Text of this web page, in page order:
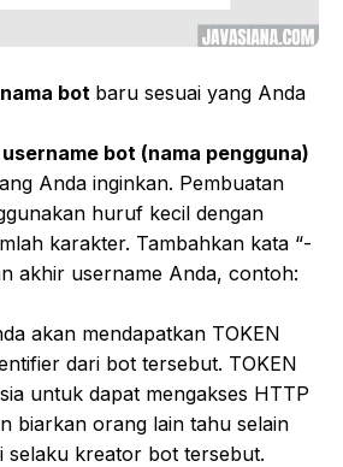
nama bot baru sesuai yang Anda
username bot (nama pengguna)
Anda inginkan. Pembuatan
huruf kecil dengan
karakter. Tambahkan kata “-
akhir username Anda, contoh:
akan mendapatkan TOKEN
dari bot tersebut. TOKEN
untuk dapat mengakses HTTP
biarkan orang lain tahu selain
selaku kreator bot tersebut.